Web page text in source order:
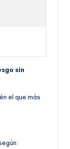
sin
el que más